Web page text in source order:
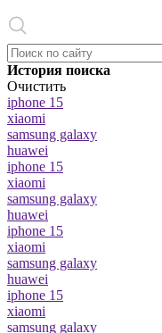
История поиска
Очистить
iphone 15
xiaomi
samsung galaxy
huawei
iphone 15
xiaomi
samsung galaxy
huawei
iphone 15
xiaomi
samsung galaxy
huawei
iphone 15
xiaomi
samsung galaxy